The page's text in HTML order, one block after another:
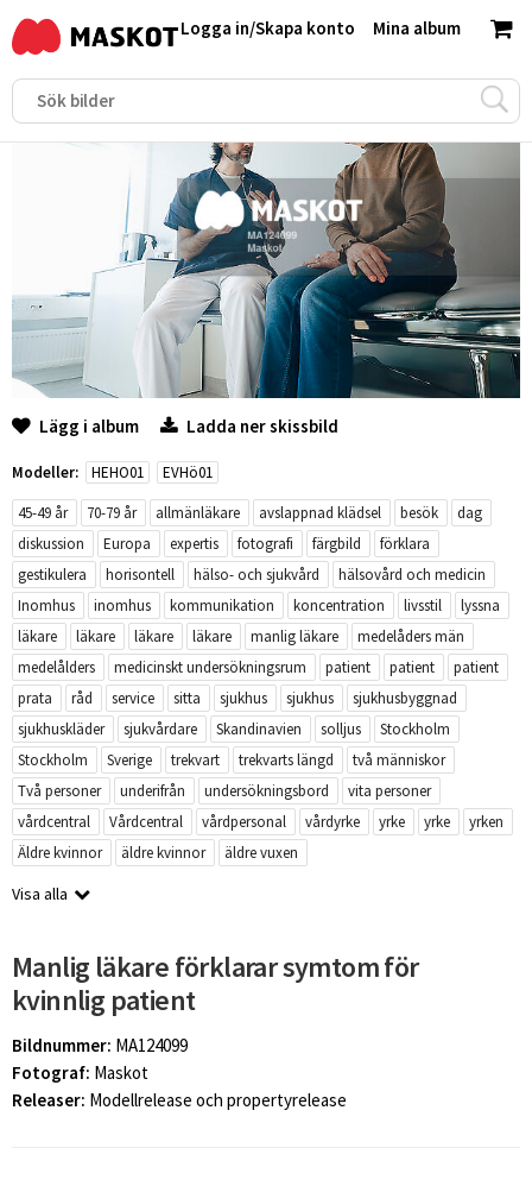
Mina album
Logga in/Skapa konto
Lägg i album Ladda ner skissbild
Modeller: HEHO01
EVHö01
45-49 år
70-79 år allmänläkare avslappnad klädsel besök
dag
diskussion
Europa expertis fotografi färgbild
förklara
gestikulera
horisontell hälso- och sjukvård
hälsovård och medicin
Inomhus
inomhus kommunikation koncentration livsstil
lyssna
läkare
läkare läkare läkare manlig läkare
medelåders män
medelålders
medicinskt undersökningsrum patient patient
patient
prata
råd service sitta sjukhus sjukhus
sjukhusbyggnad
sjukhuskläder
sjukvårdare Skandinavien solljus
Stockholm
Stockholm
Sverige trekvart trekvarts längd
två människor
Två personer
underifrån undersökningsbord
vita personer
vårdcentral
Vårdcentral vårdpersonal vårdyrke yrke yrke
yrken
Äldre kvinnor
äldre kvinnor äldre vuxen
Visa alla
Manlig läkare förklarar symtom för
kvinnlig patient
Bildnummer: MA124099
Fotograf: Maskot
Releaser: Modellrelease och propertyrelease